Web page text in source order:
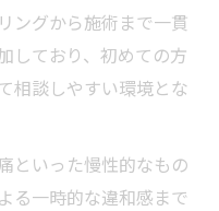
ングから施術まで一貫
しており、初めての方
相談しやすい環境とな
といった慢性的なもの
る一時的な違和感まで